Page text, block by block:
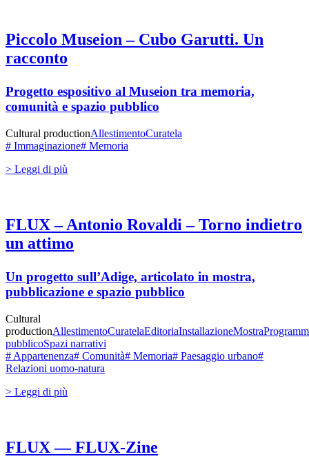
Piccolo Museion – Cubo Garutti. Un
racconto
Progetto espositivo al Museion tra memoria,
comunità e spazio pubblico
Cultural productionAllestimentoCuratela
# Immaginazione# Memoria
> Leggi di più
FLUX – Antonio Rovaldi – Torno indietro
un attimo
Un progetto sull’Adige, articolato in mostra,
pubblicazione e spazio pubblico
Cultural
productionAllestimentoCuratelaEditoriaInstallazioneMostra
pubblicoSpazi narrativi
# Appartenenza# Comunità# Memoria# Paesaggio urbano#
Relazioni uomo-natura
> Leggi di più
FLUX — FLUX-Zine